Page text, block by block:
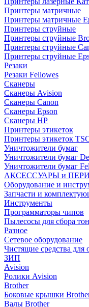
Принтеры матричные
Принтеры матричные
Принтеры струйные
Принтеры струйные
Принтеры струйные
Принтеры струйные
Резаки
Резаки Fellowes
Сканеры
Сканеры Avision
Сканеры Canon
Сканеры Epson
Сканеры HP
Принтеры этикеток
Принтеры этикеток
Уничтожители бумаг
Уничтожители бумаг
Уничтожители бумаг
АКСЕССУАРЫ и
Оборудование и
Запчасти и
Инструменты
Программаторы чипов
Пылесосы для сбора
Разное
Сетевое оборудование
Чистящие средства
ЗИП
Avision
Ролики Avision
Brother
Боковые крышки
Валы Brother